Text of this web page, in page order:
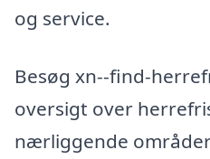
og service.
Besøg xn--find-
oversigt over
nærliggende